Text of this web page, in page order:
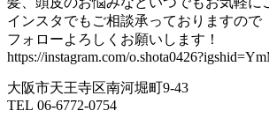
インスタでもご相談承っておりますので
フォローよろしくお願いします！
https://instagram.com/
大阪市天王寺区南河堀町9-43
TEL 06-6772-0754